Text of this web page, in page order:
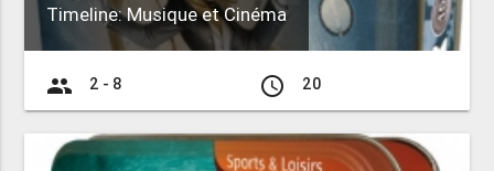
Timeline: Musique et Cinéma
group 2 - 8 access_time 20